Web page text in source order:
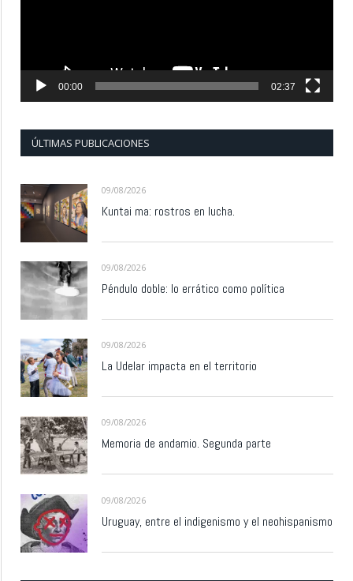
00:00 02:37
ÚLTIMAS PUBLICACIONES
09/08/2026
Kuntai ma: rostros en lucha.
09/08/2026
Péndulo doble: lo errático como política
09/08/2026
La Udelar impacta en el territorio
09/08/2026
Memoria de andamio. Segunda parte
09/08/2026
Uruguay, entre el indigenismo y el neohispanismo